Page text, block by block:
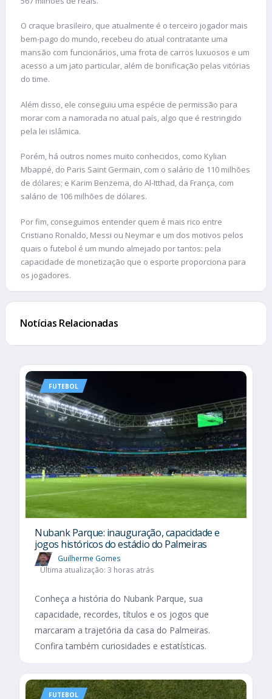
O craque brasileiro, que atualmente é o terceiro jogador mais
bem-pago do mundo, recebeu do atual contratante uma
mansão com funcionários, uma frota de carros luxuosos e um
acesso a um jato particular, além de bonificação pelas vitórias
do time.
Além disso, ele conseguiu uma espécie de permissão para
morar com a namorada no atual país, algo que é restringido
pela lei islâmica.
Porém, há outros nomes muito conhecidos, como Kylian
Mbappé, do Paris Saint Germain, com o salário de 110 milhões
de dólares; e Karim Benzema, do Al-Itthad, da França, com
salário de 106 milhões de dólares.
Por fim, conseguimos entender quem é mais rico entre
Cristiano Ronaldo, Messi ou Neymar e um dos motivos pelos
quais o futebol é um mundo almejado por tantos: pela
capacidade de monetização que o esporte proporciona para
os jogadores.
Notícias Relacionadas
FUTEBOL
Nubank Parque: inauguração, capacidade e
jogos históricos do estádio do Palmeiras
Guilherme Gomes
Última atualização: 3 horas atrás
Conheça a história do Nubank Parque, sua
capacidade, recordes, títulos e os jogos que
marcaram a trajetória da casa do Palmeiras.
Confira também curiosidades e estatísticas.
FUTEBOL